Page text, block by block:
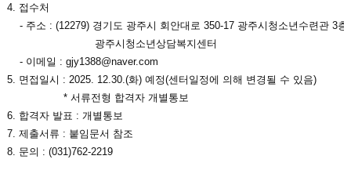
4. 접수처
- 주소 : (12279) 경기도 광주시 회안대로 350-17 광주시청소년수련관 3층
광주시청소년상담복지센터
- 이메일 : gjy1388@naver.com
5. 면접일시 : 2025. 12.30.(화) 예정(센터일정에 의해 변경될 수 있음)
* 서류전형 합격자 개별통보
6. 합격자 발표 : 개별통보
7. 제출서류 : 붙임문서 참조
8. 문의 : (031)762-2219